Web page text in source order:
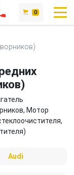
0
Мотор
Audi